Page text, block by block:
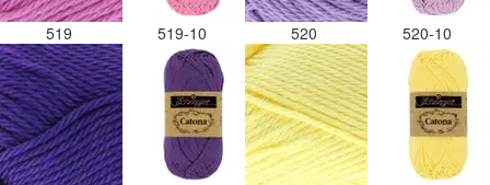
519 519-10 520 520-10